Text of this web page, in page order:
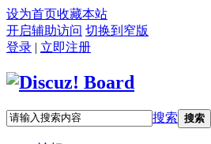
设为首页收藏本站
开启辅助访问 切换到窄版
登录 | 立即注册
搜索 搜索